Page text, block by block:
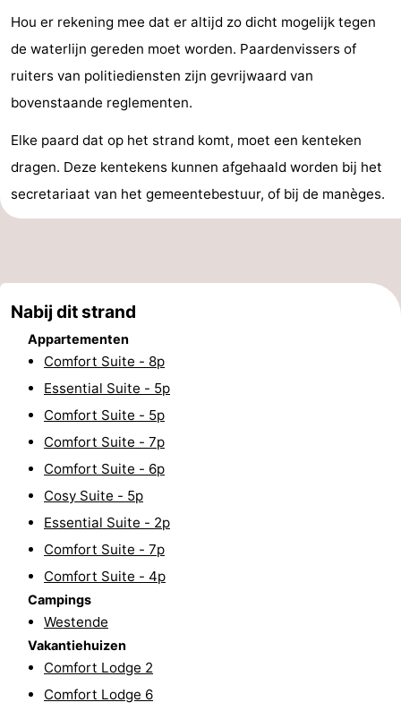
Minigolfbanen
centra
Dorpen
Steden
Sporten
-
Zwembaden
-
Paardrijden
Surfen
Eten
drinken
Praktisch
Route
Kusttram
Reisboekenwinkel
Hou er rekening mee dat er altijd zo dicht mogelijk tegen
de waterlijn gereden moet worden. Paardenvissers of
ruiters van politiediensten zijn gevrijwaard van
bovenstaande reglementen.
Elke paard dat op het strand komt, moet een kenteken
dragen. Deze kentekens kunnen afgehaald worden bij het
secretariaat van het gemeentebestuur, of bij de manèges.
Nabij dit strand
Appartementen
Comfort Suite - 8p
Essential Suite - 5p
Comfort Suite - 5p
Comfort Suite - 7p
Comfort Suite - 6p
Cosy Suite - 5p
Essential Suite - 2p
Comfort Suite - 7p
Comfort Suite - 4p
Campings
Westende
Vakantiehuizen
Comfort Lodge 2
Comfort Lodge 6